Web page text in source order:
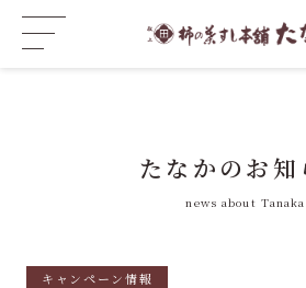
たなかのお知
news about Tanaka
キャンペーン情報